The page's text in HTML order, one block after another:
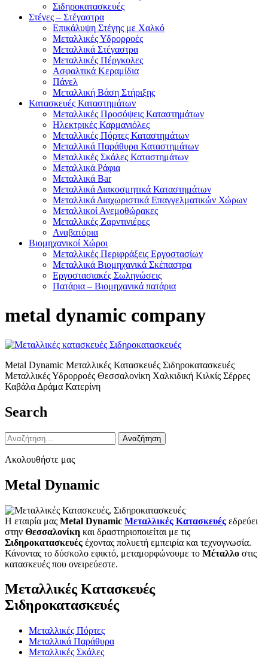
Σιδηροκατασκευές
Στέγες – Στέγαστρα
Επικάλυψη Στέγης με Χαλκό
Μεταλλικές Υδρορροές
Μεταλλικά Στέγαστρα
Μεταλλικές Πέργκολες
Ασφαλτικά Κεραμίδια
Πάνελ
Μεταλλική Βάση Στήριξης
Κατασκευές Καταστημάτων
Μεταλλικές Προσόψεις Καταστημάτων
Ηλεκτρικές Καρμανιόλες
Μεταλλικές Πόρτες Καταστημάτων
Μεταλλικά Παράθυρα Καταστημάτων
Μεταλλικές Σκάλες Καταστημάτων
Μεταλλικά Ράφια
Μεταλλικά Bar
Μεταλλικά Διακοσμητικά Καταστημάτων
Μεταλλικά Διαχωριστικά Επαγγελματικών Χώρων
Μεταλλικοί Ανεμοθώρακες
Μεταλλικές Ζαρντινιέρες
Αναβατόρια
Βιομηχανικοί Χώροι
Μεταλλικές Περιφράξεις Εργοστασίων
Μεταλλικά Βιομηχανικά Σκέπαστρα
Εργοστασιακές Σωληνώσεις
Πατάρια – Βιομηχανικά πατάρια
metal dynamic company
Metal Dynamic Μεταλλικές Κατασκευές Σιδηροκατασκευές
Μεταλλικές Υδρορροές Θεσσαλονίκη Χαλκιδική Κιλκίς Σέρρες
Καβάλα Δράμα Κατερίνη
Search
Αναζήτηση
για:
Ακολουθήστε μας
Metal Dynamic
Η εταιρία μας Metal Dynamic Μεταλλικές Κατασκευές εδρεύει
στην Θεσσαλονίκη και δραστηριοποιείται με τις
Σιδηροκατασκευές έχοντας πολυετή εμπειρία και τεχνογνωσία.
Κάνοντας το δύσκολο εφικτό, μεταμορφώνουμε το Μέταλλο στις
κατασκευές που ονειρεύεστε.
Μεταλλικές Κατασκευές
Σιδηροκατασκευές
Μεταλλικές Πόρτες
Μεταλλικά Παράθυρα
Μεταλλικές Σκάλες